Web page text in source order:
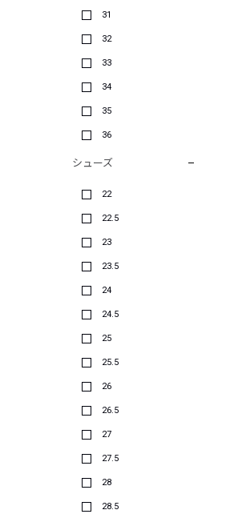
31
32
33
34
35
36
シューズ
22
22.5
23
23.5
24
24.5
25
25.5
26
26.5
27
27.5
28
28.5